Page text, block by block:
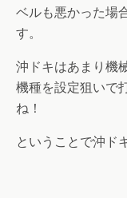
ベルも悪かった場
す。
沖ドキはあまり機
機種を設定狙いで
ね！
ということで沖ド